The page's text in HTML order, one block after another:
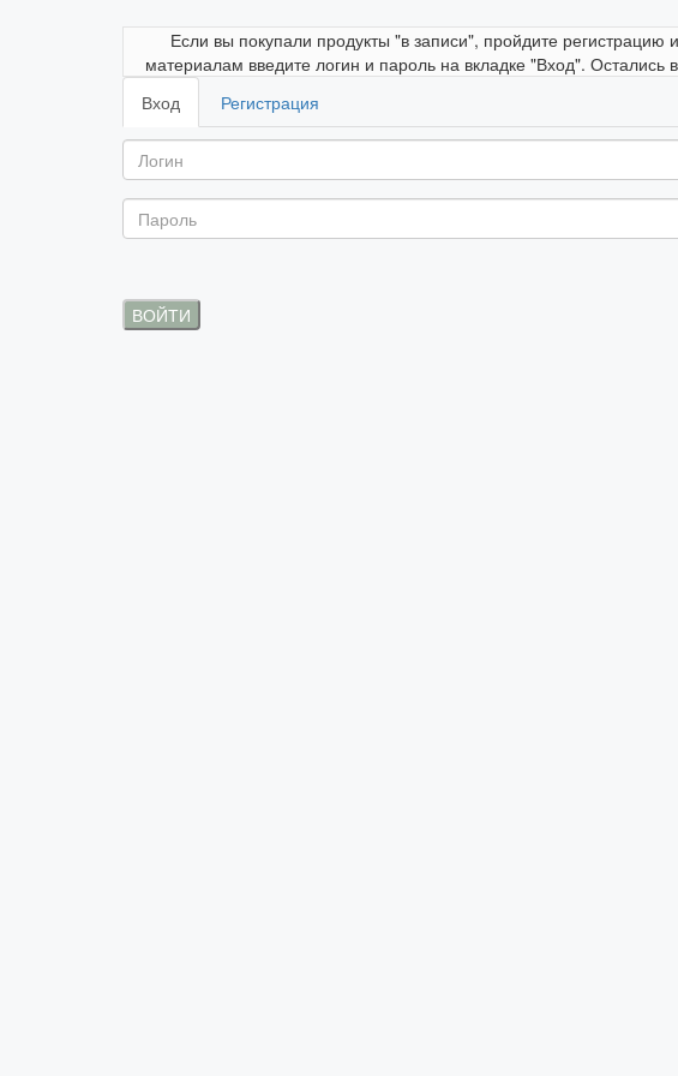
Если вы покупали продукты "в записи", пройдите
материалам введите логин и пароль на вкладке "Вход".
Вход
Регистрация
ВОЙТИ